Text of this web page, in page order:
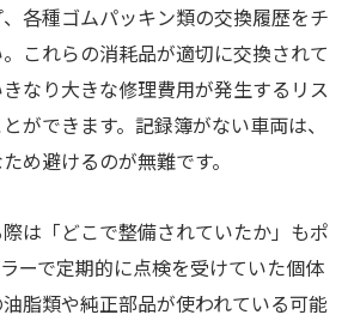
各種ゴムパッキン類の交換履歴をチ
これらの消耗品が適切に交換されて
なり大きな修理費用が発生するリス
ができます。記録簿がない車両は、
め避けるのが無難です。
は「どこで整備されていたか」もポ
ーで定期的に点検を受けていた個体
脂類や純正部品が使われている可能